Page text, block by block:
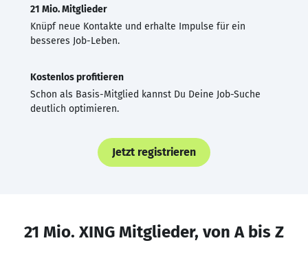
21 Mio. Mitglieder
Knüpf neue Kontakte und erhalte Impulse für ein
besseres Job-Leben.
Kostenlos profitieren
Schon als Basis-Mitglied kannst Du Deine Job-Suche
deutlich optimieren.
Jetzt registrieren
21 Mio. XING Mitglieder, von A bis Z